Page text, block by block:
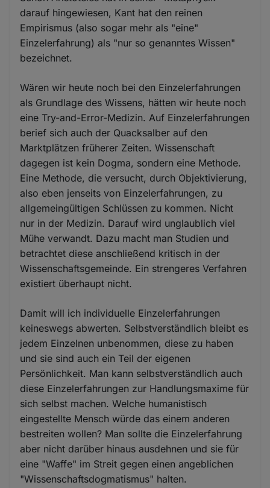
darauf hingewiesen, Kant hat den reinen
Empirismus (also sogar mehr als "eine"
Einzelerfahrung) als "nur so genanntes Wissen"
bezeichnet.
Wären wir heute noch bei den Einzelerfahrungen
als Grundlage des Wissens, hätten wir heute noch
eine Try-and-Error-Medizin. Auf Einzelerfahrungen
berief sich auch der Quacksalber auf den
Marktplätzen früherer Zeiten. Wissenschaft
dagegen ist kein Dogma, sondern eine Methode.
Eine Methode, die versucht, durch Objektivierung,
also eben jenseits von Einzelerfahrungen, zu
allgemeingültigen Schlüssen zu kommen. Nicht
nur in der Medizin. Darauf wird unglaublich viel
Mühe verwandt. Dazu macht man Studien und
betrachtet diese anschließend kritisch in der
Wissenschaftsgemeinde. Ein strengeres Verfahren
existiert überhaupt nicht.
Damit will ich individuelle Einzelerfahrungen
keineswegs abwerten. Selbstverständlich bleibt es
jedem Einzelnen unbenommen, diese zu haben
und sie sind auch ein Teil der eigenen
Persönlichkeit. Man kann selbstverständlich auch
diese Einzelerfahrungen zur Handlungsmaxime für
sich selbst machen. Welche humanistisch
eingestellte Mensch würde das einem anderen
bestreiten wollen? Man sollte die Einzelerfahrung
aber nicht darüber hinaus ausdehnen und sie für
eine "Waffe" im Streit gegen einen angeblichen
"Wissenschaftsdogmatismus" halten.